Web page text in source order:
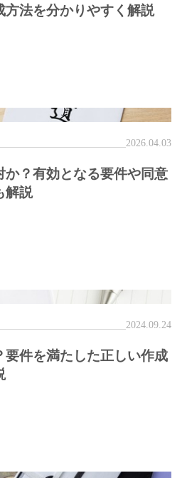
方法を分かりやすく解説
2026.04.03
か？有効となる要件や同意
解説
2024.09.24
要件を満たした正しい作成